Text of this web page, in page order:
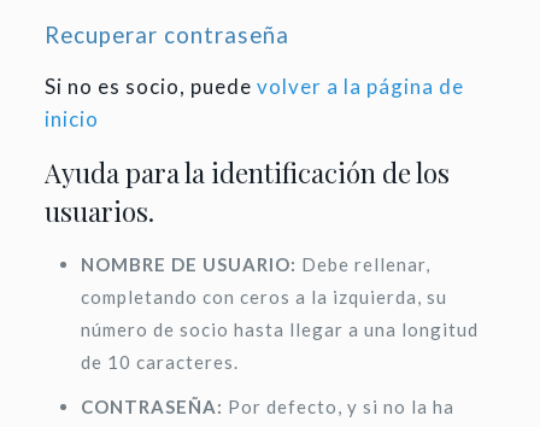
Recuperar contraseña
Si no es socio, puede volver a la página de
inicio
Ayuda para la identificación de los
usuarios.
NOMBRE DE USUARIO: Debe rellenar,
completando con ceros a la izquierda, su
número de socio hasta llegar a una longitud
de 10 caracteres.
CONTRASEÑA: Por defecto, y si no la ha